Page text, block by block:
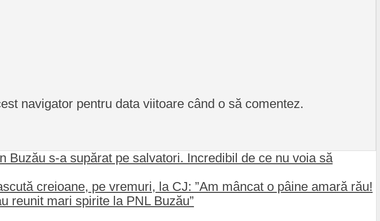
navigator pentru data viitoare când o să comentez.
Buzău s-a supărat pe salvatori. Incredibil de ce nu voia să
creioane, pe vremuri, la CJ: ”Am mâncat o pâine amară rău!
reunit mari spirite la PNL Buzău”